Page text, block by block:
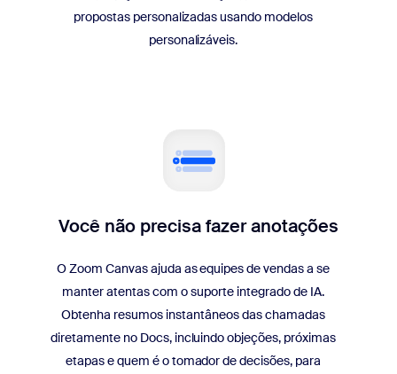
propostas personalizadas usando modelos
personalizáveis.
Você não precisa fazer anotações
O Zoom Canvas ajuda as equipes de vendas a se
manter atentas com o suporte integrado de IA.
Obtenha resumos instantâneos das chamadas
diretamente no Docs, incluindo objeções, próximas
etapas e quem é o tomador de decisões, para